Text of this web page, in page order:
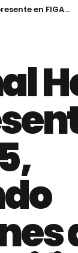
MSD Animal Health estará presente en FIGAN 2025, presentando innovaciones de salud, identificación electrónica y monitorización para rumiantes